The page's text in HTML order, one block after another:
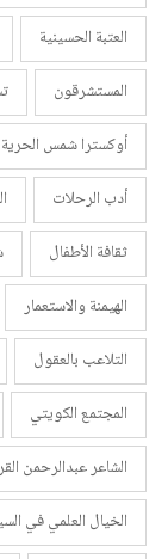
العتبة الحسينية
المستشرقون
أوكسترا شمس الحرية
أدب الرحلات
ثقافة الأطفال
الهيمنة والاستعمار
التلاعب بالعقول
المجتمع الكويتي
الشاعر عبدالرحمن
الخيال العلمي في